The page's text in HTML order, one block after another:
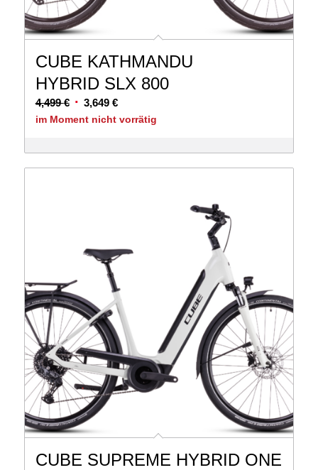
CUBE KATHMANDU
HYBRID SLX 800
4,499€ Ursprünglicher
Preis
4,499 €
3,649 €Aktueller
Preis
3,649 €.
im Moment nicht vorrätig
CUBE SUPREME HYBRID ONE